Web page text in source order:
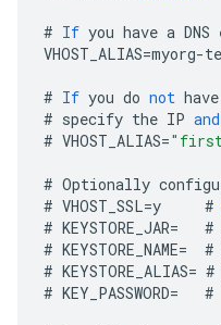
# If you have a DNS
VHOST_ALIAS=myorg-
# If you do not have
# specify the IP and
# VHOST_ALIAS=
# Optionally
# VHOST_SSL=y #
# KEYSTORE_JAR= #
# KEYSTORE_NAME= #
# KEYSTORE_ALIAS= #
# KEY_PASSWORD= #